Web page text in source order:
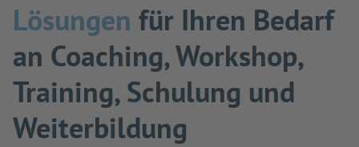
Lösungen für Ihren Bedarf
an Coaching, Workshop,
Training, Schulung und
Weiterbildung